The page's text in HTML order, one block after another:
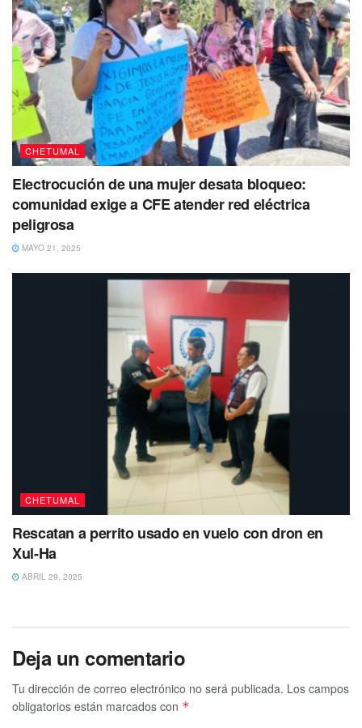
CHETUMAL
Electrocución de una mujer desata bloqueo:
comunidad exige a CFE atender red eléctrica
peligrosa
MAYO 21, 2025
CHETUMAL
Rescatan a perrito usado en vuelo con dron en
Xul-Ha
ABRIL 29, 2025
Deja un comentario
Tu dirección de correo electrónico no será publicada. Los campos
obligatorios están marcados con *